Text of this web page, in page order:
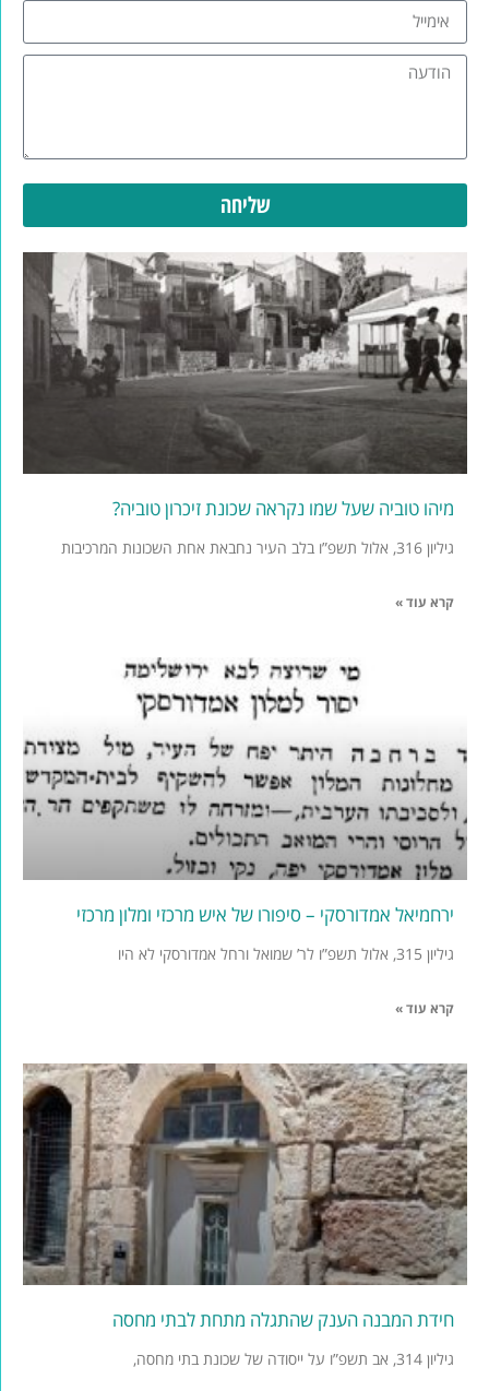
שליחה
מיהו טוביה שעל שמו נקראה שכונת זיכרון טוביה?
גיליון 316, אלול תשפ”ו בלב העיר נחבאת אחת השכונות המרכיבות
קרא עוד »
ירחמיאל אמדורסקי – סיפורו של איש מרכזי ומלון מרכזי
גיליון 315, אלול תשפ”ו לר’ שמואל ורחל אמדורסקי לא היו
קרא עוד »
חידת המבנה הענק שהתגלה מתחת לבתי מחסה
גיליון 314, אב תשפ”ו על ייסודה של שכונת בתי מחסה,